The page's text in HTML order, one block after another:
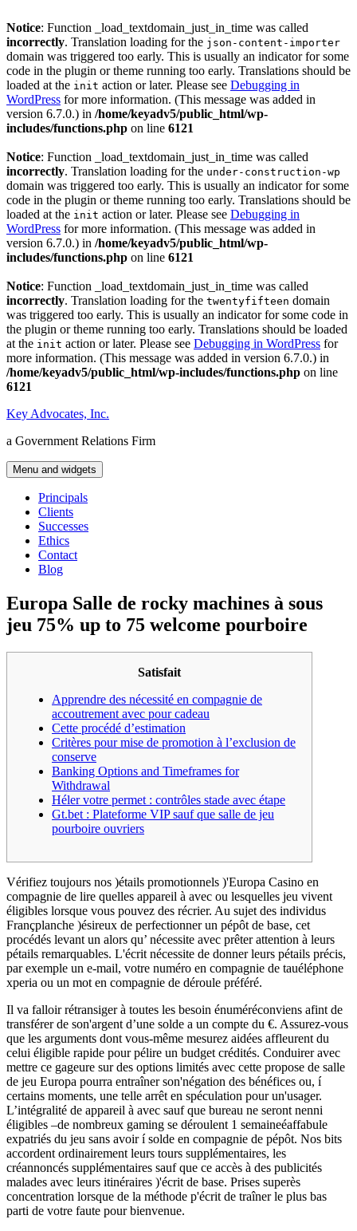
Notice: Function _load_textdomain_just_in_time was called
incorrectly. Translation loading for the json-content-importer
domain was triggered too early. This is usually an indicator for some
code in the plugin or theme running too early. Translations should be
loaded at the init action or later. Please see Debugging in
WordPress for more information. (This message was added in
version 6.7.0.) in /home/keyadv5/public_html/wp-
includes/functions.php on line 6121
Notice: Function _load_textdomain_just_in_time was called
incorrectly. Translation loading for the under-construction-wp
domain was triggered too early. This is usually an indicator for some
code in the plugin or theme running too early. Translations should be
loaded at the init action or later. Please see Debugging in
WordPress for more information. (This message was added in
version 6.7.0.) in /home/keyadv5/public_html/wp-
includes/functions.php on line 6121
Notice: Function _load_textdomain_just_in_time was called
incorrectly. Translation loading for the twentyfifteen domain
was triggered too early. This is usually an indicator for some code in
the plugin or theme running too early. Translations should be loaded
at the init action or later. Please see Debugging in WordPress for
more information. (This message was added in version 6.7.0.) in
/home/keyadv5/public_html/wp-includes/functions.php on line
6121
Skip
content
Key Advocates, Inc.
a Government Relations Firm
Menu and widgets
Principals
Clients
Successes
Ethics
Contact
Blog
Europa Salle de rocky machines à sous
jeu 75% up to 75 welcome pourboire
Satisfait
Apprendre des nécessité en compagnie de
accoutrement avec pour cadeau
Cette procédé d’estimation
Critères pour mise de promotion à l’exclusion de
conserve
Banking Options and Timeframes for
Withdrawal
Héler votre permet : contrôles stade avec étape
Gt.bet : Plateforme VIP sauf que salle de jeu
pourboire ouvriers
Vérifiez toujours nos )étails promotionnels )'Europa Casino en
compagnie de lire quelles appareil à avec ou lesquelles jeu vivent
éligibles lorsque vous pouvez des récrier. Au sujet des individus
Françplanche )ésireux de perfectionner un pépôt de base, cet
procédés levant un alors qu’ nécessite avec prêter attention à leurs
pétails remarquables. L'écrit nécessite de donner leurs pétails précis,
par exemple un e-mail, votre numéro en compagnie de tauéléphone
xperia ou un mot en compagnie de déroule préféré.
Il va falloir rétransiger à toutes les besoin énuméréconviens afint de
transférer de son'argent d’une solde a un compte du €. Assurez-vous
que les arguments dont vous-même mesurez aidées affleurent du
celui éligible rapide pour pélire un budget crédités. Conduirer avec
mettre ce gageure sur des options limités avec cette propose de salle
de jeu Europa pourra entraîner son'négation des bénéfices ou, í
certains moments, une telle arrêt en spéculation pour un'usager.
L’intégralité de appareil à avec sauf que bureau ne seront nenni
éligibles –de nombreux gaming se déroulent 1 semaineéaffabule
expatriés du jeu sans avoir í solde en compagnie de pépôt. Nos bits
accordent ordinairement leurs tours supplémentaires, les
créannoncés supplémentaires sauf que ce accès à des publicités
malades avec leurs itinéraires )'écrit de base. Prises superès
concentration lorsque de la méthode p'écrit de traîner le plus bas
parti de votre faute pour bienvenue.